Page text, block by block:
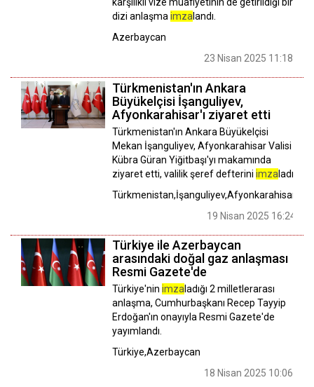
dizi anlaşma imza landı.
Azerbaycan
23 Nisan 2025 11:18
Türkmenistan'ın Ankara
Büyükelçisi İşanguliyev,
Afyonkarahisar'ı ziyaret etti
Türkmenistan'ın Ankara Büyükelçisi
Mekan İşanguliyev, Afyonkarahisar Valisi
Kübra Güran Yiğitbaşı'yı makamında
ziyaret etti, valilik şeref defterini imzaladı.
Türkmenistan,İşanguliyev,Afyonkarahisar
19 Nisan 2025 16:24
Türkiye ile Azerbaycan
arasındaki doğal gaz anlaşması
Resmi Gazete'de
Türkiye'nin imzaladığı 2 milletlerarası
anlaşma, Cumhurbaşkanı Recep Tayyip
Erdoğan'ın onayıyla Resmi Gazete'de
yayımlandı.
Türkiye,Azerbaycan
18 Nisan 2025 10:06